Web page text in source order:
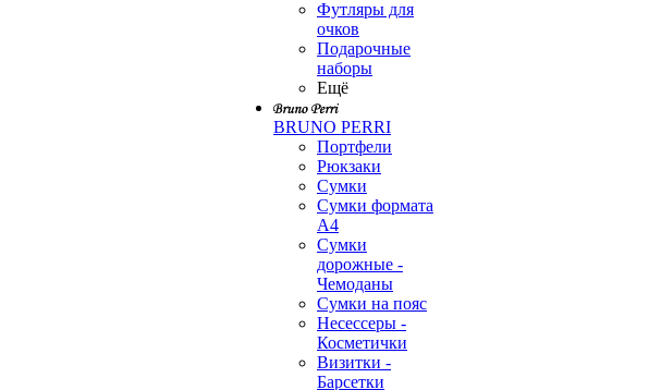
Футляры для
очков
Подарочные
наборы
Ещё
BRUNO PERRI
Портфели
Рюкзаки
Сумки
Сумки формата
А4
Сумки
дорожные -
Чемоданы
Сумки на пояс
Несессеры -
Косметички
Визитки -
Барсетки